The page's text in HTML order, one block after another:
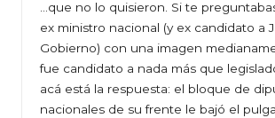
…que no lo quisieron. Si te
ex ministro nacional (y ex candidato a
Gobierno) con una imagen
fue candidato a nada más que
acá está la respuesta: el bloque de
nacionales de su frente le bajó el